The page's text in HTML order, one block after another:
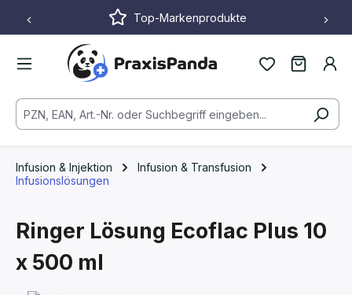
Zum Hauptinhalt springenTop-Markenprodukte
Infusion & Injektion
Infusion & Transfusion
Infusionslösungen
Ringer Lösung Ecoflac Plus 10
x 500 ml